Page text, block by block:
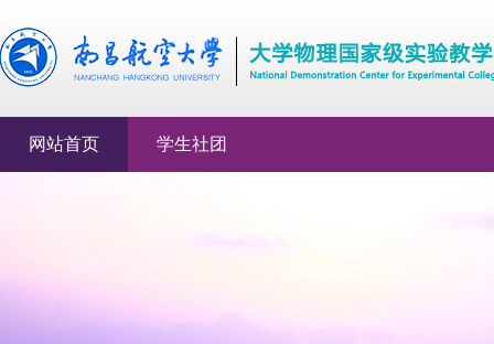
网站首页 学生社团